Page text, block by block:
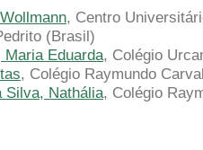
, Centro
(Brasil)
Eduarda, Colégio
, Colégio Raymundo
Silva, Nathália, Colégio